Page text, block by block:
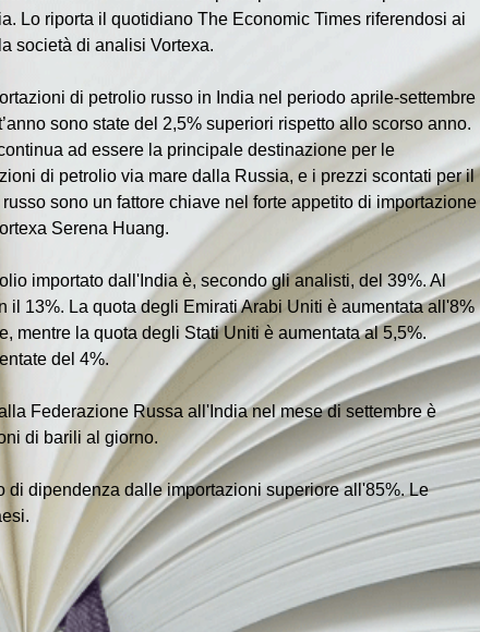
Lo riporta il quotidiano The Economic Times riferendosi ai
società di analisi Vortexa.
di petrolio russo in India nel periodo aprile-settembre
sono state del 2,5% superiori rispetto allo scorso anno.
continua ad essere la principale destinazione per le
di petrolio via mare dalla Russia, e i prezzi scontati per il
sono un fattore chiave nel forte appetito di importazione
Serena Huang.
importato dall'India è, secondo gli analisti, del 39%. Al
il 13%. La quota degli Emirati Arabi Uniti è aumentata all'8%
mentre la quota degli Stati Uniti è aumentata al 5,5%.
del 4%.
Federazione Russa all'India nel mese di settembre è
di barili al giorno.
di dipendenza dalle importazioni superiore all'85%. Le